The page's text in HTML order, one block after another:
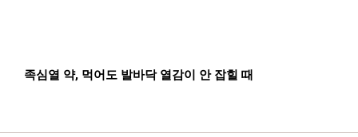
족심열 약, 먹어도 발바닥 열감이 안 잡힐 때